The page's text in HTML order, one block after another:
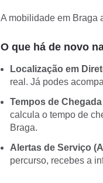
A mobilidade em Braga
O que há de novo
Localização em
real. Já podes
Tempos de
calcula o tempo de
Braga.
Alertas de Serviço
percurso, recebes a